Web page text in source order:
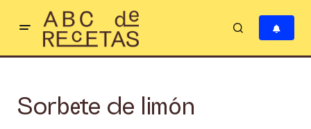
Sorbete de limón